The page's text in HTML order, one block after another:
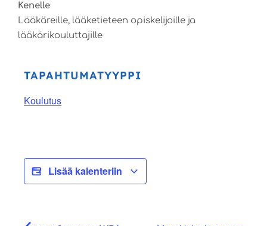
Kenelle
Lääkäreille, lääketieteen opiskelijoille ja
lääkärikouluttajille
TAPAHTUMATYYPPI
Koulutus
Lisää kalenteriin